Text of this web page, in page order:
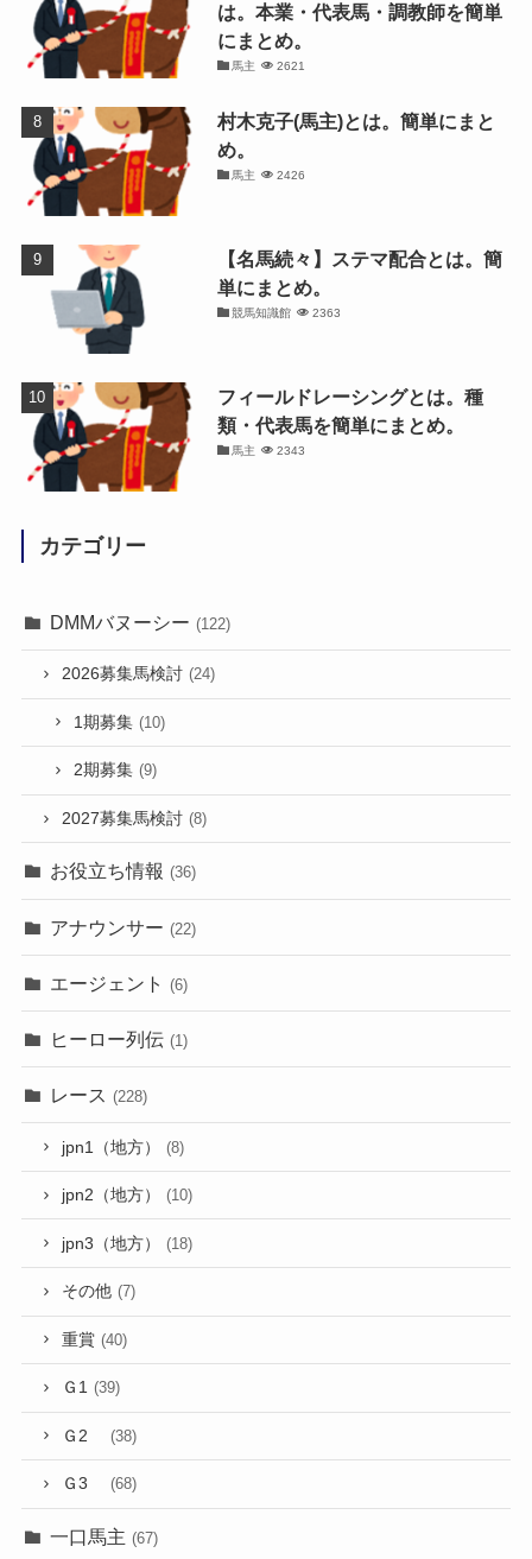
は。本業・代表馬・調教師を簡単
にまとめ。
馬主 2621
村木克子(馬主)とは。簡単にまと
め。
馬主 2426
【名馬続々】ステマ配合とは。簡
単にまとめ。
競馬知識館 2363
フィールドレーシングとは。種
類・代表馬を簡単にまとめ。
馬主 2343
カテゴリー
DMMバヌーシー (122)
2026募集馬検討 (24)
1期募集 (10)
2期募集 (9)
2027募集馬検討 (8)
お役立ち情報 (36)
アナウンサー (22)
エージェント (6)
ヒーロー列伝 (1)
レース (228)
jpn1（地方） (8)
jpn2（地方） (10)
jpn3（地方） (18)
その他 (7)
重賞 (40)
Ｇ1 (39)
Ｇ2 (38)
Ｇ3 (68)
一口馬主 (67)